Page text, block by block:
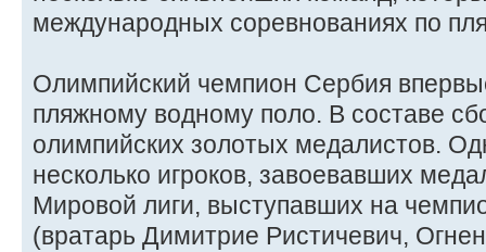
международных соревнованиях по
Олимпийский чемпион Сербия
пляжному водному поло. В составе
олимпийских золотых медалистов.
несколько игроков, завоевавших
Мировой лиги, выступавших на
(вратарь Димитрие Ристичевич,